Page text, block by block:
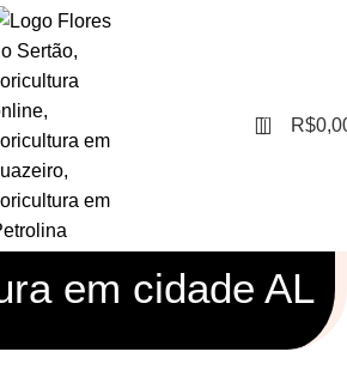
0 R$
em cidade AL